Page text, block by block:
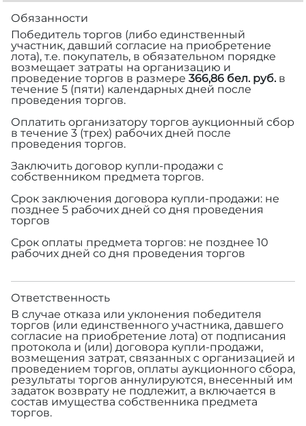
Обязанности
Победитель торгов (либо единственный
участник, давший согласие на приобретение
лота), т.е. покупатель, в обязательном порядке
возмещает затраты на организацию и
проведение торгов в размере 366,86 бел. руб.в
течение 5 (пяти) календарных дней после
проведения торгов.
Оплатить организатору торгов аукционный сбор
в течение 3 (трех) рабочих дней после
проведения торгов.
Заключить договор купли-продажи с
собственником предмета торгов.
Срок заключения договора купли-продажи: не
позднее 5 рабочих дней со дня проведения
торгов
Срок оплаты предмета торгов: не позднее 10
рабочих дней со дня проведения торгов
Ответственность
В случае отказа или уклонения победителя
торгов (или единственного участника, давшего
согласие на приобретение лота) от подписания
протокола и (или) договора купли-продажи,
возмещения затрат, связанных с организацией и
проведением торгов, оплаты аукционного сбора,
результаты торгов аннулируются, внесенный им
задаток возврату не подлежит, а включается в
состав имущества собственника предмета
торгов.